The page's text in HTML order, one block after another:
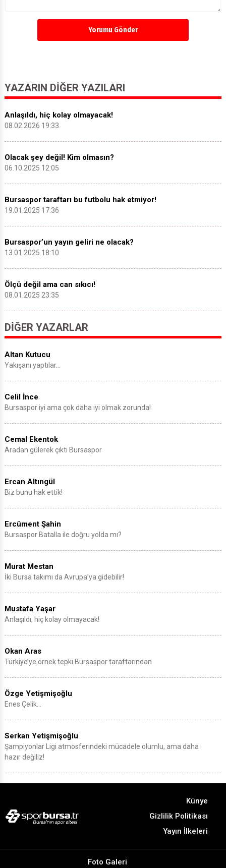
Yorumu Gönder
YAZARIN DIĞER YAZILARI
Anlaşıldı, hiç kolay olmayacak!
08.02.2026 19:33
Olacak şey değil! Kim olmasın?
06.10.2025 12:05
Bursaspor taraftarı bu futbolu hak etmiyor!
19.01.2025 17:36
Bursaspor’un yayın geliri ne olacak?
13.01.2025 18:10
Ölçü değil ama can sıkıcı!
08.01.2025 23:35
DIĞER YAZARLAR
Altan Kutucu
Yakışanı yaptılar…
Celil İnce
Bursaspor iyi ama çok daha iyi olmak zorunda!
Cemal Ekentok
Aradan gülerek çıktı Bursaspor
Ercan Altıngül
Biz bunu hak ettik!
Ercüment Şahin
Bursaspor Batalla ile doğru yolda mı?
Murat Mestan
İki Bursa takımı da Avrupa’ya gidebilir!
Mustafa Yaşar
Anlaşıldı, hiç kolay olmayacak!
Okan Aras
Türkiye’ye örnek tepki Bursaspor taraftarından
Özge Yetişmişoğlu
Enes Çelik…
Serkan Yetişmişoğlu
Şampiyonlar Ligi atmosferindeki mücadele olumlu, ama daha
hazır değiliz!
Künye
Gizlilik Politikası
Yayın İlkeleri
Foto Galeri